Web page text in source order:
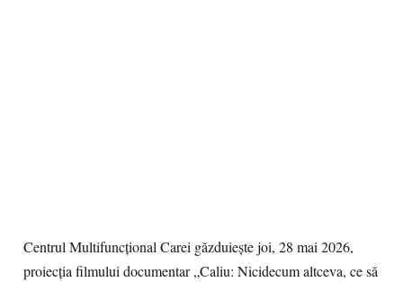
Centrul Multifuncțional Carei găzduiește joi, 28 mai 2026,
proiecția filmului documentar „Caliu: Nicidecum altceva, ce să